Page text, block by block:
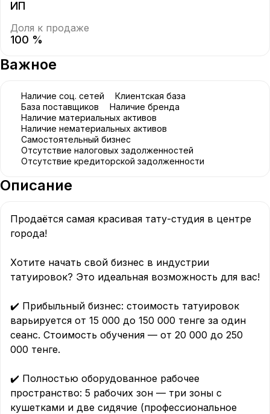
ИП
Доля к продаже
100 %
Важное
Наличие соц. сетей
Клиентская база
База поставщиков
Наличие бренда
Наличие материальных активов
Наличие нематериальных активов
Самостоятельный бизнес
Отсутствие налоговых задолженностей
Отсутствие кредиторской задолженности
Описание
Продаётся самая красивая тату-студия в центре
города!
Хотите начать свой бизнес в индустрии
татуировок? Это идеальная возможность для вас!
✔️ Прибыльный бизнес: стоимость татуировок
варьируется от 15 000 до 150 000 тенге за один
сеанс. Стоимость обучения — от 20 000 до 250
000 тенге.
✔️ Полностью оборудованное рабочее
пространство: 5 рабочих зон — три зоны с
кушетками и две сидячие (профессиональное